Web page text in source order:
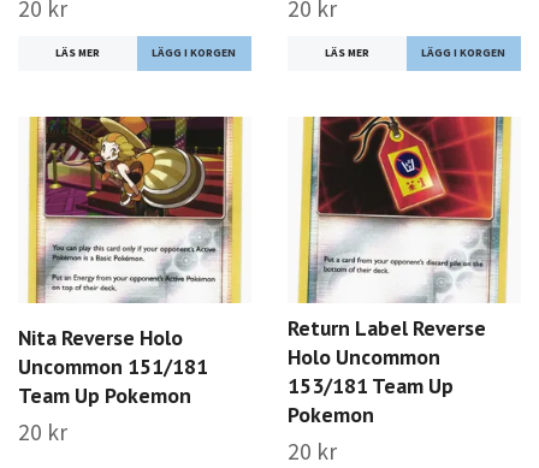
20 kr
LÄS MER
20 kr
LÄS MER
Nita Reverse Holo
Uncommon 151/181
Team Up Pokemon
20 kr
Return Label Reverse
Holo Uncommon
153/181 Team Up
Pokemon
20 kr